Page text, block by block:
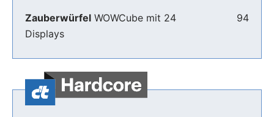
Zauberwürfel WOWCube mit 24
Displays
94